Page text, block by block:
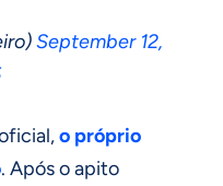
September 12,
o próprio
. Após o apito